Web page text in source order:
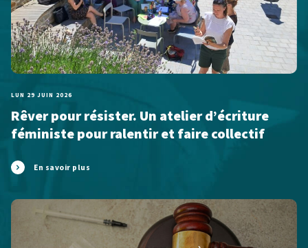
LUN 29 JUIN 2026
Rêver pour résister. Un atelier d’écriture
féministe pour ralentir et faire collectif
En savoir plus